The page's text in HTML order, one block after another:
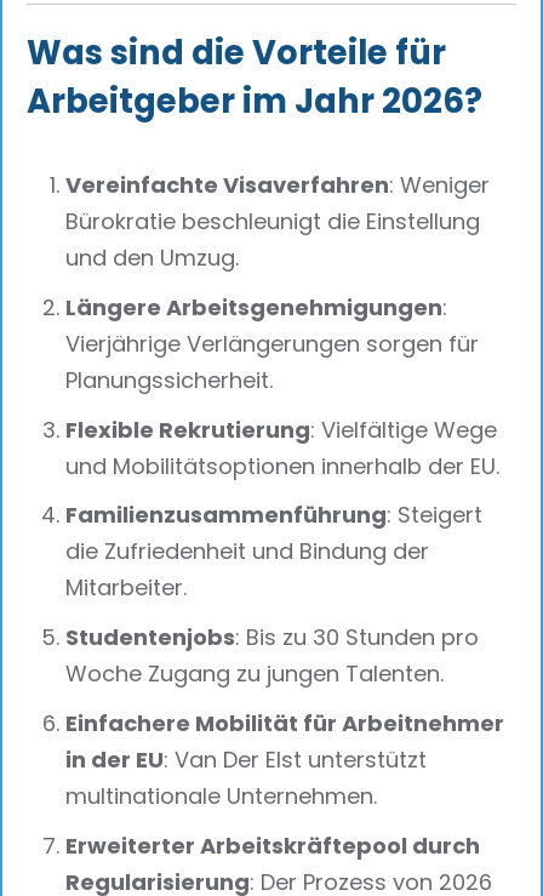
Was sind die Vorteile für
Arbeitgeber im Jahr 2026?
Vereinfachte Visaverfahren: Weniger
Bürokratie beschleunigt die Einstellung
und den Umzug.
Längere Arbeitsgenehmigungen:
Vierjährige Verlängerungen sorgen für
Planungssicherheit.
Flexible Rekrutierung: Vielfältige Wege
und Mobilitätsoptionen innerhalb der EU.
Familienzusammenführung: Steigert
die Zufriedenheit und Bindung der
Mitarbeiter.
Studentenjobs: Bis zu 30 Stunden pro
Woche Zugang zu jungen Talenten.
Einfachere Mobilität für Arbeitnehmer
in der EU: Van Der Elst unterstützt
multinationale Unternehmen.
Erweiterter Arbeitskräftepool durch
Regularisierung: Der Prozess von 2026